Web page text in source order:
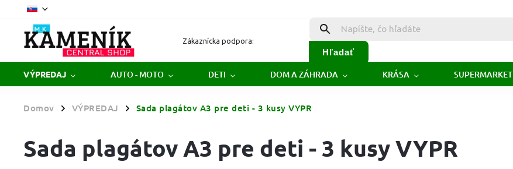
Zákaznícka podpora:
Hľadať
VÝPREDAJ AUTO - MOTO DETI DOM A ZÁHRADA KRÁSA SUPERMARKET
Domov / VÝPREDAJ / Sada plagátov A3 pre deti - 3 kusy VYPR
Sada plagátov A3 pre deti - 3 kusy VYPR